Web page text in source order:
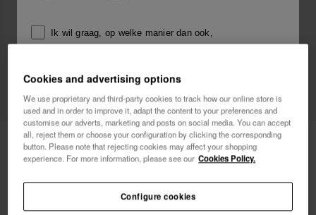
Havaianas Top Charms Flags 4,90 €
Ik wil graag, op welke manier dan ook,
ik wil 10% korting
Cookies and advertising options
We use proprietary and third-party cookies to track how our online store is
used and in order to improve it, adapt the content to your preferences and
customise our adverts, marketing and posts on social media. You can accept
all, reject them or choose your configuration by clicking the corresponding
button. Please note that rejecting cookies may affect your shopping
experience. For more information, please see our Cookies Policy.
Configure cookies